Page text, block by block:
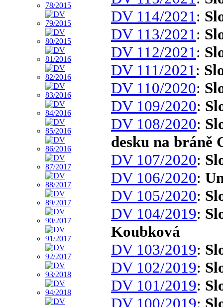
DV 114/2021 :
DV 113/2021 :
DV 112/2021 :
DV 111/2021 :
DV 110/2020:
DV 109/2020:
DV 108/2020:
desku na bráně
DV 107/2020:
DV 106/2020:
DV 105/2020:
DV 104/2019:
Koubková
DV 103/2019:
DV 102/2019:
DV 101/2019:
DV 100/2019: